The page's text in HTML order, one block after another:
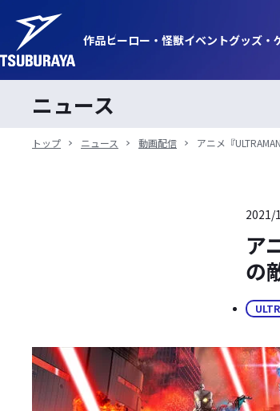
作品ヒーロー・ 怪獣イベントグッズ・
ニュース
トップ ニュース 動画配信 アニメ『
2021/
ア
の